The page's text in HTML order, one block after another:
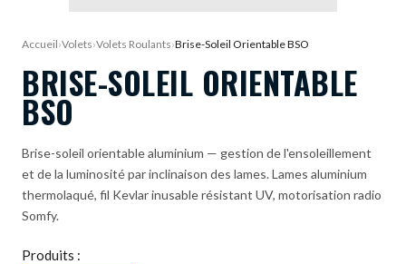
Accueil›Volets›Volets Roulants›Brise-Soleil Orientable BSO
BRISE-SOLEIL ORIENTABLE
BSO
Brise-soleil orientable aluminium — gestion de l'ensoleillement
et de la luminosité par inclinaison des lames. Lames aluminium
thermolaqué, fil Kevlar inusable résistant UV, motorisation radio
Somfy.
Produits :